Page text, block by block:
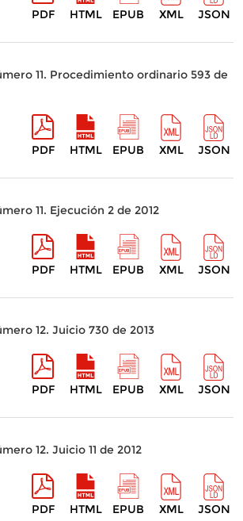
PDF HTML EPUB XML JSON
11. Procedimiento ordinario 593 de
PDF HTML EPUB XML JSON
11. Ejecución 2 de 2012
PDF HTML EPUB XML JSON
12. Juicio 730 de 2013
PDF HTML EPUB XML JSON
12. Juicio 11 de 2012
PDF HTML EPUB XML JSON